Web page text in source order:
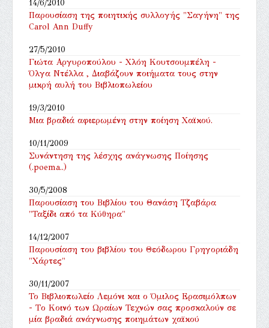
14/6/2010
Παρουσίαση της ποιητικής συλλογής "Σαγήνη" της
Carol Ann Duffy
27/5/2010
Γιώτα Αργυροπούλου - Χλόη Κουτσουμπέλη -
Όλγα Ντέλλα , Διαβάζουν ποιήματα τους στην
μικρή αυλή του Βιβλιοπωλείου
19/3/2010
Μια βραδιά αφιερωμένη στην ποίηση Χαϊκού.
10/11/2009
Συνάντηση της λέσχης ανάγνωσης Ποίησης
(.poema..)
30/5/2008
Παρουσίαση του Βιβλίου του Θανάση Τζαβάρα
"Ταξίδι από τα Κύθηρα"
14/12/2007
Παρουσίαση του βιβλίου του Θεόδωρου Γρηγοριάδη
"Χάρτες"
30/11/2007
Το Βιβλιοπωλείο Λεμόνι και ο Όμιλος Ερασιμόλπων
- Tο Κοινό των Ωραίων Τεχνών σας προσκαλούν σε
μία βραδιά ανάγνωσης ποιημάτων χαϊκού